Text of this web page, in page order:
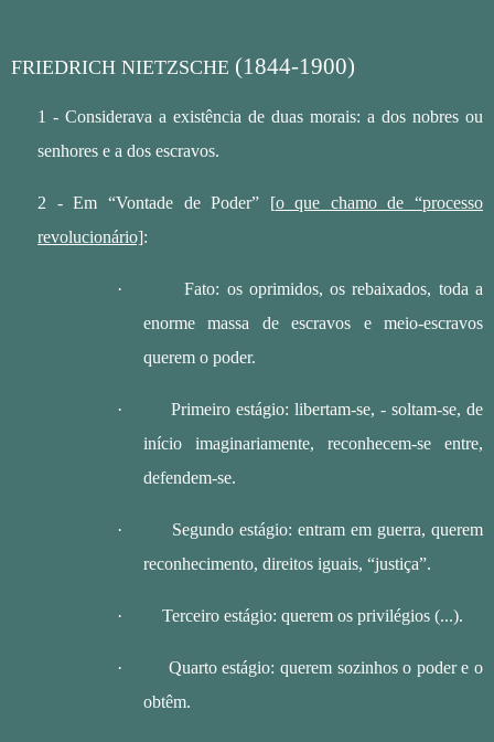
FRIEDRICH NIETZSCHE (1844-1900)
1 - Considerava a existência de duas morais: a dos nobres ou
senhores e a dos escravos.
2 - Em “Vontade de Poder” [o que chamo de “processo
revolucionário]:
·
Fato: os oprimidos, os rebaixados, toda a
enorme massa de escravos e meio-escravos
querem o poder.
·
Primeiro estágio: libertam-se, - soltam-se, de
início imaginariamente, reconhecem-se entre,
defendem-se.
·
Segundo estágio: entram em guerra, querem
reconhecimento, direitos iguais, “justiça”.
· Terceiro estágio: querem os privilégios (...).
·
Quarto estágio: querem sozinhos o poder e o
obtêm.